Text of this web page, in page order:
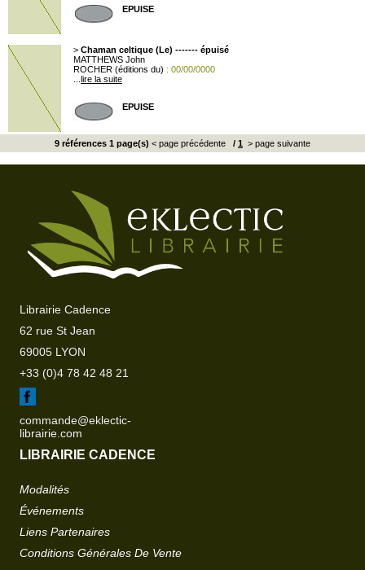
EPUISE
> Chaman celtique (Le) ------- épuisé
MATTHEWS John
ROCHER (éditions du) : 00/00/0000
lire la suite
EPUISE
9 références 1 page(s) < page précédente / 1 > page suivante
Librairie Cadence
62 rue St Jean
69005 LYON
+33 (0)4 78 42 48 21
commande@eklectic-
librairie.com
LIBRAIRIE CADENCE
Modalités
Événements
Liens Partenaires
Conditions Générales De Vente